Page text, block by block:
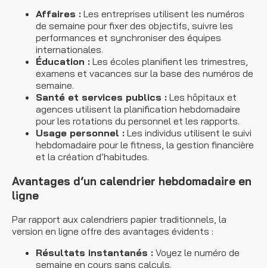
Affaires : Les entreprises utilisent les numéros
de semaine pour fixer des objectifs, suivre les
performances et synchroniser des équipes
internationales.
Éducation : Les écoles planifient les trimestres,
examens et vacances sur la base des numéros de
semaine.
Santé et services publics : Les hôpitaux et
agences utilisent la planification hebdomadaire
pour les rotations du personnel et les rapports.
Usage personnel : Les individus utilisent le suivi
hebdomadaire pour le fitness, la gestion financière
et la création d’habitudes.
Avantages d’un calendrier hebdomadaire en
ligne
Par rapport aux calendriers papier traditionnels, la
version en ligne offre des avantages évidents :
Résultats instantanés : Voyez le numéro de
semaine en cours sans calculs.